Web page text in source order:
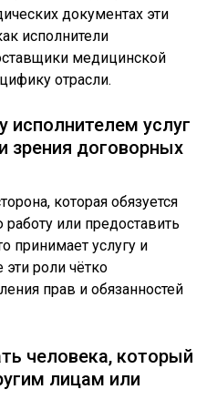
документах эти
исполнители
медицинской
отрасли.
исполнителем услуг
зрения договорных
которая обязуется
или предоставить
принимает услугу и
эти роли чётко
прав и обязанностей
человека, который
лицам или